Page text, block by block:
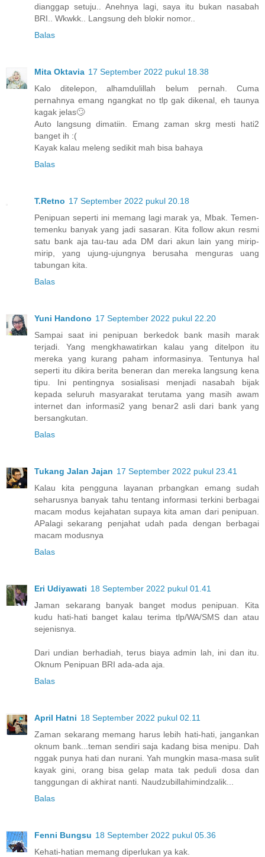
dianggap setuju.. Anehnya lagi, saya itu bukan nasabah
BRI.. Wkwkk.. Langsung deh blokir nomor..
Balas
Mita Oktavia 17 September 2022 pukul 18.38
Kalo ditelepon, alhamdulillah belum pernah. Cuma
pernahnya emang ngangkat no tlp gak dikenal, eh taunya
kagak jelas🙄
Auto langsung dimatiin. Emang zaman skrg mesti hati2
banget ih :(
Kayak kalau meleng sedikit mah bisa bahaya
Balas
T.Retno 17 September 2022 pukul 20.18
Penipuan seperti ini memang lagi marak ya, Mbak. Temen-
temenku banyak yang jadi sasaran. Kita follow akun resmi
satu bank aja tau-tau ada DM dari akun lain yang mirip-
mirip, yang ujung-ujungnya berusaha menguras uang
tabungan kita.
Balas
Yuni Handono 17 September 2022 pukul 22.20
Sampai saat ini penipuan berkedok bank masih marak
terjadi. Yang mengkhawatirkan kalau yang ditelpon itu
mereka yang kurang paham informasinya. Tentunya hal
seperti itu dikira berita beneran dan mereka langsung kena
tipu. Ini pentingnya sosialisasi menjadi nasabah bijak
kepada seluruh masyarakat terutama yang masih awam
internet dan informasi2 yang benar2 asli dari bank yang
bersangkutan.
Balas
Tukang Jalan Jajan 17 September 2022 pukul 23.41
Kalau kita pengguna layanan prbangkan emang sudah
seharusnya banyak tahu tentang informasi terkini berbagai
macam modus kejahatan supaya kita aman dari penipuan.
APalagi sekarang penjahat udah pada dengan berbagai
macam modusnya
Balas
Eri Udiyawati 18 September 2022 pukul 01.41
Jaman sekarang banyak banget modus penipuan. Kita
kudu hati-hati banget kalau terima tlp/WA/SMS dan atau
sejenisnya.
Dari undian berhadiah, terus biaya admin lah, ini dan itu.
Oknum Penipuan BRI ada-ada aja.
Balas
April Hatni 18 September 2022 pukul 02.11
Zaman sekarang memang harus lebih hati-hati, jangankan
oknum bank...teman sendiri saja kadang bisa menipu. Dah
nggak punya hati dan nurani. Yah mungkin masa-masa sulit
kayak gini, orang bisa gelap mata tak peduli dosa dan
tanggungan di akhirat nanti. Naudzubillahimindzalik...
Balas
Fenni Bungsu 18 September 2022 pukul 05.36
Kehati-hatian memang diperlukan ya kak.